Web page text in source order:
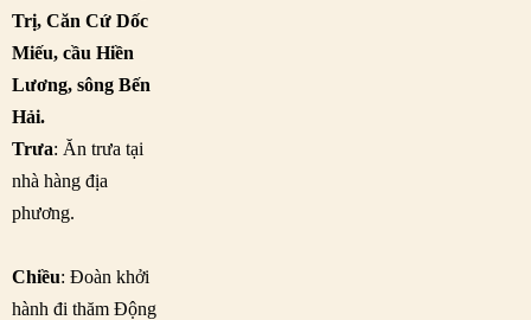
Trị, Căn Cứ Dốc
Miếu, cầu Hiền
Lương, sông Bến
Hải.
Trưa: Ăn trưa tại
nhà hàng địa
phương.
Chiều: Đoàn khởi
hành đi thăm Động